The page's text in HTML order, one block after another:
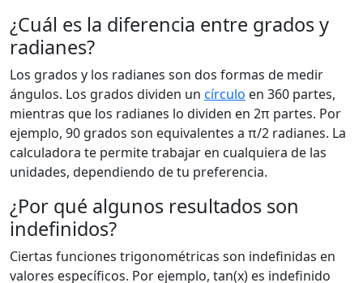
¿Cuál es la diferencia entre grados y
radianes?
Los grados y los radianes son dos formas de medir
ángulos. Los grados dividen un círculo en 360 partes,
mientras que los radianes lo dividen en 2π partes. Por
ejemplo, 90 grados son equivalentes a π/2 radianes. La
calculadora te permite trabajar en cualquiera de las
unidades, dependiendo de tu preferencia.
¿Por qué algunos resultados son
indefinidos?
Ciertas funciones trigonométricas son indefinidas en
valores específicos. Por ejemplo, tan(x) es indefinido